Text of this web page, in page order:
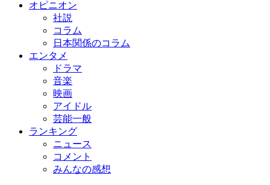
オピニオン
社説
コラム
日本関係のコラム
エンタメ
ドラマ
音楽
映画
アイドル
芸能一般
ランキング
ニュース
コメント
みんなの感想